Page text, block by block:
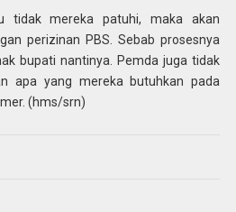
tidak mereka patuhi, maka akan
perizinan PBS. Sebab prosesnya
bupati nantinya. Pemda juga tidak
apa yang mereka butuhkan pada
(hms/srn)